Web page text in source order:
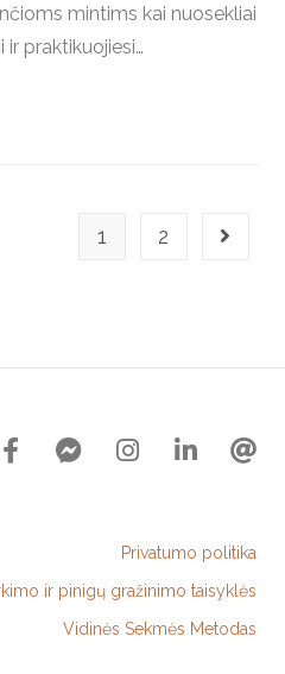
mintims kai nuosekliai
ir praktikuojiesi…
1 2
Privatumo politika
ir pinigų gražinimo taisyklės
Vidinės Sekmės Metodas